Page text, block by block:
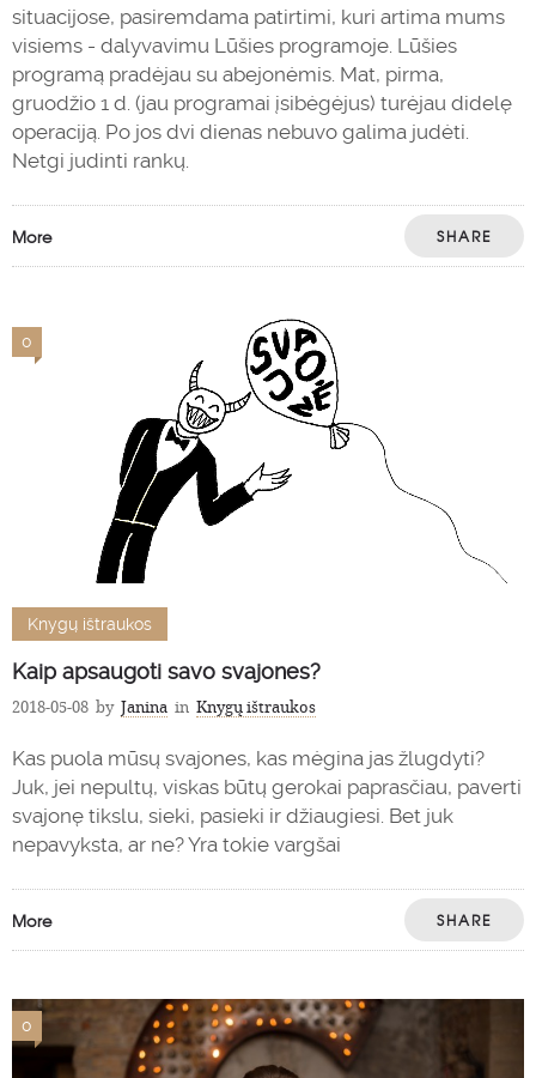
situacijose, pasiremdama patirtimi, kuri artima mums
visiems - dalyvavimu Lūšies programoje. Lūšies
programą pradėjau su abejonėmis. Mat, pirma,
gruodžio 1 d. (jau programai įsibėgėjus) turėjau didelę
operaciją. Po jos dvi dienas nebuvo galima judėti.
Netgi judinti rankų.
More SHARE
0
Knygų ištraukos
Kaip apsaugoti savo svajones?
2018-05-08 by Janina in Knygų ištraukos
Kas puola mūsų svajones, kas mėgina jas žlugdyti?
Juk, jei nepultų, viskas būtų gerokai paprasčiau, paverti
svajonę tikslu, sieki, pasieki ir džiaugiesi. Bet juk
nepavyksta, ar ne? Yra tokie vargšai
More SHARE
0